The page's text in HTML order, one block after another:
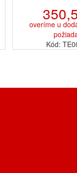
overíme u
Kód: